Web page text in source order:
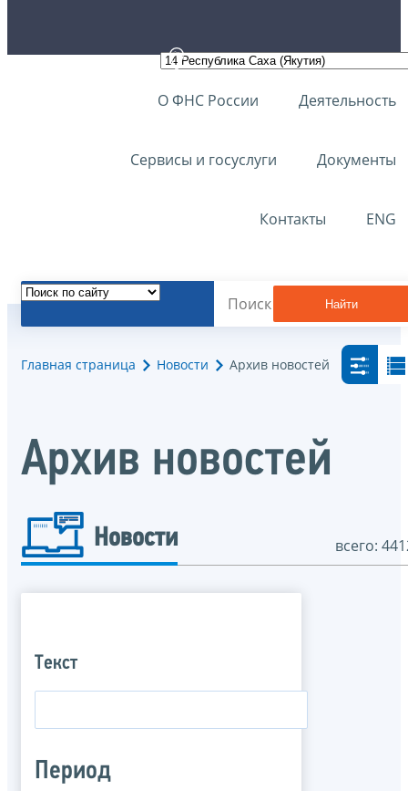
О ФНС России Деятельность
Сервисы и госуслуги Документы
Контакты ENG
Найти
Главная страница Новости Архив новостей
Архив новостей
Новости всего:
Текст
Период